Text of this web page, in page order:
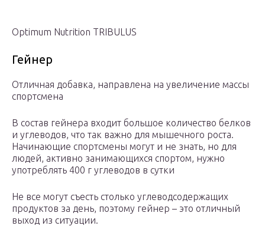
Optimum Nutrition TRIBULUS
Гейнер
Отличная добавка, направлена на увеличение массы
спортсмена
В состав гейнера входит большое количество белков
и углеводов, что так важно для мышечного роста.
Начинающие спортсмены могут и не знать, но для
людей, активно занимающихся спортом, нужно
употреблять 400 г углеводов в сутки
Не все могут съесть столько углеводсодержащих
продуктов за день, поэтому гейнер – это отличный
выход из ситуации.